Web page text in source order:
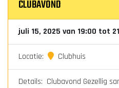
CLUBAVOND
juli 15, 2025 van 19:00 tot
Locatie: Clubhuis
Details: Clubavond Gezellig